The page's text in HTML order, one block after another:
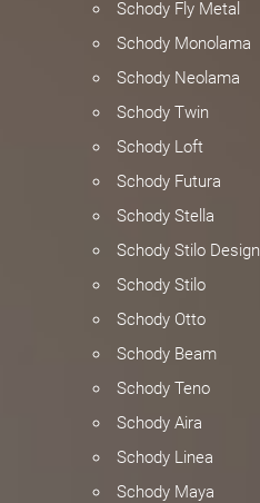
Schody Fly Metal
Schody Monolama
Schody Neolama
Schody Twin
Schody Loft
Schody Futura
Schody Stella
Schody Stilo Design
Schody Stilo
Schody Otto
Schody Beam
Schody Teno
Schody Aira
Schody Linea
Schody Maya